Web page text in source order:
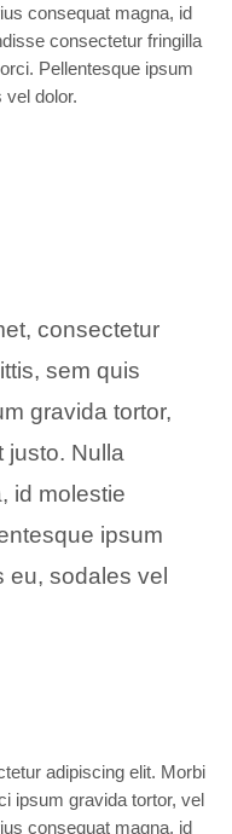
consequat magna, id
consectetur fringilla
Pellentesque ipsum
vel dolor.
consectetur
sem quis
gravida tortor,
justo. Nulla
id molestie
ipsum
eu, sodales vel
adipiscing elit. Morbi
ipsum gravida tortor, vel
consequat magna, id